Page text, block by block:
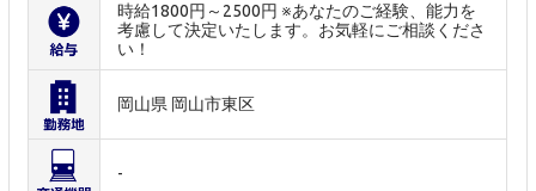
時給1800円～2500円 ※あなたのご経験、能力を
考慮して決定いたします。お気軽にご相談くださ
い！
岡山県 岡山市東区
-